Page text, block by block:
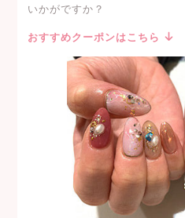
いかがですか？
おすすめクーポンはこちら